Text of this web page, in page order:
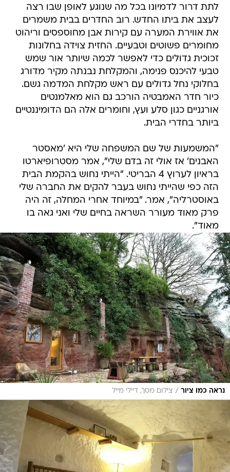
לתת דרור לדמיונו בכל מה שנוגע לאופן שבו רצה
לעצב את ביתו החדש. רוב החדרים בבית משמרים
את אווירת המערה עם קירות אבן מחוספסים וריהוט
מחומרים פשוטים וטבעיים. החזית צוידה בחלונות
זכוכית גדולים כדי לאפשר לכמה שיותר אור שמש
טבעי להיכנס פנימה, והמקלחת נבנתה מקיר מדורג
בחלוקי נחל גדולים עם ראש מקלחת המדמה גשם.
כיור חדר האמבטיה הורכב גם הוא מאלמנטים
אורגניים כגון סלע ועץ, וחומרים אלה הם הדומיננטיים
ביותר בחדרי הבית.
"המשמעות של שם המשפחה שלי היא 'מאסטר
האבנים' אז אולי זה בדם שלי", אמר מסטרופיארטו
בראיון לערוץ 4 הבריטי. "הייתי נחוש בהקמת הבית
הזה כפי שהייתי נחוש בעבר להקים את החברה שלי
באוסטרליה", אמר. "במיוחד אחרי המחלה, זה היה
פרק מאוד מעורר השראה בחיים שלי ואני גאה בו
מאוד".
נראה כמו ציור / צילום מסך, דיילי מייל